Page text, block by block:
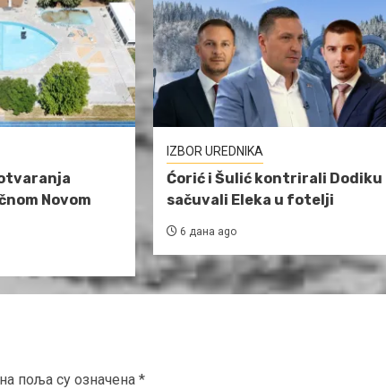
Novom
IZBOR UREDNIKA
Ćorić i Šulić kontrirali Dodiku
sačuvali Eleka u fotelji
6 дана ago
поља су означена *